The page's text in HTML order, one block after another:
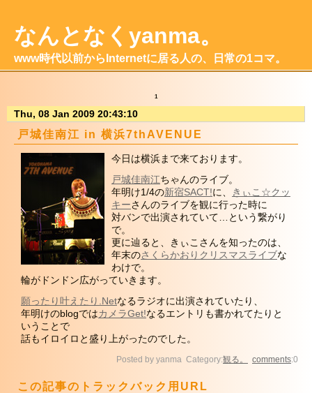
なんとなくyanma。
www時代以前からInternetに居る人の、日常の1コマ。
1
Thu, 08 Jan 2009 20:43:10
戸城佳南江 in 横浜7thAVENUE
今日は横浜まで来ております。
戸城佳南江ちゃんのライブ。
年明け1/4の新宿SACT!に、
きぃこ☆クッ
キーさんのライブを観に行った時に
対バンで出演されていて…という繋がり
で。
更に辿ると、きぃこさんを知ったのは、
年末のさくらかおりクリスマスライブな
わけで。
輪がドンドン広がっていきます。
願ったり叶えたり.Netなるラジオに出演されていたり、
年明けのblogではカメラGet!なるエントリも書かれてたりと
いうことで
話もイロイロと盛り上がったのでした。
Posted by yanma Category:観る。 comments:0
この記事のトラックバック用URL